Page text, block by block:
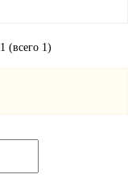
(всего 1)